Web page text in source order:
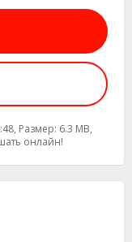
Размер: 6.3 MB,
онлайн!